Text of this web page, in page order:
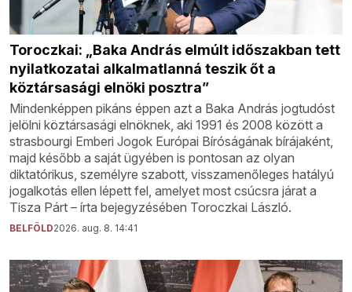
Toroczkai: „Baka András elmúlt időszakban tett
nyilatkozatai alkalmatlanná teszik őt a
köztársasági elnöki posztra”
Mindenképpen pikáns éppen azt a Baka András jogtudóst
jelölni köztársasági elnöknek, aki 1991 és 2008 között a
strasbourgi Emberi Jogok Európai Bíróságának bírájaként,
majd később a saját ügyében is pontosan az olyan
diktatórikus, személyre szabott, visszamenőleges hatályú
jogalkotás ellen lépett fel, amelyet most csúcsra járat a
Tisza Párt – írta bejegyzésében Toroczkai László.
BELFÖLD2026. aug. 8. 14:41